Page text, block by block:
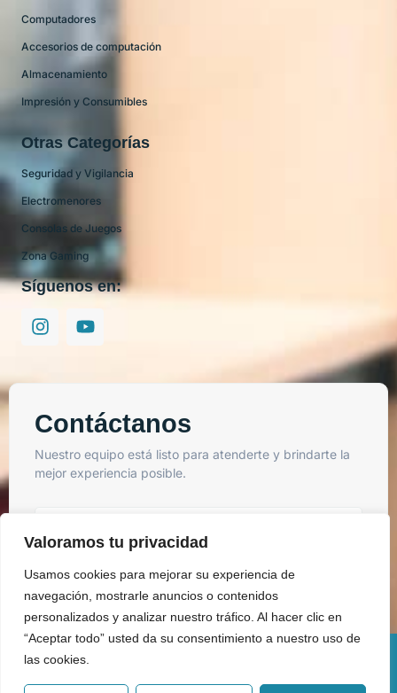
Valoramos tu privacidad
Usamos cookies para mejorar su experiencia de
navegación, mostrarle anuncios o contenidos
personalizados y analizar nuestro tráfico. Al hacer clic en
“Aceptar todo” usted da su consentimiento a nuestro uso de
las cookies.
Computadores
Accesorios de computación
Almacenamiento
Impresión y Consumibles
Otras Categorías
Seguridad y Vigilancia
Electromenores
Consolas de Juegos
Zona Gaming
Síguenos en:
Contáctanos
Nuestro equipo está listo para atenderte y brindarte la
mejor experiencia posible.
Enviar
Copyright © 2025 Todos los derechos reservados. BIM Soluciones